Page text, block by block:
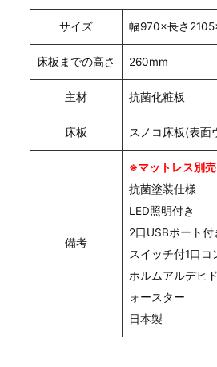
サイズ 幅970×長さ
床板までの高さ 260mm
主材 抗菌化粧板
床板 スノコ床板(表面
備考
※マットレス別売
抗菌塗装仕様
LED照明付き
2口USBポート付
スイッチ付1口コ
ホルムアルデ
ォースター
日本製